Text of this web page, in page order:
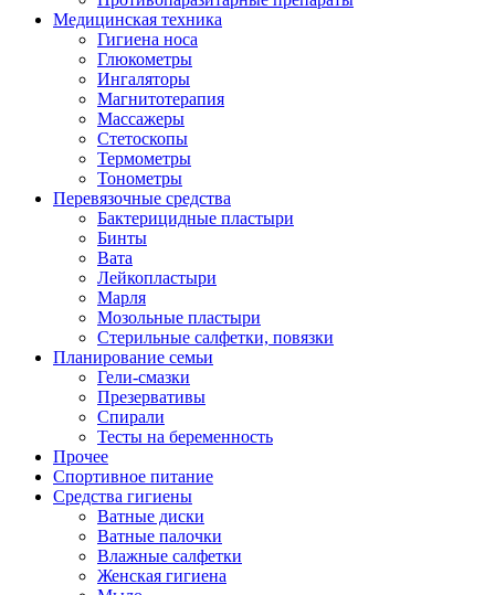
Медицинская техника
Гигиена носа
Глюкометры
Ингаляторы
Магнитотерапия
Массажеры
Стетоскопы
Термометры
Тонометры
Перевязочные средства
Бактерицидные пластыри
Бинты
Вата
Лейкопластыри
Марля
Мозольные пластыри
Стерильные салфетки, повязки
Планирование семьи
Гели-смазки
Презервативы
Спирали
Тесты на беременность
Прочее
Спортивное питание
Средства гигиены
Ватные диски
Ватные палочки
Влажные салфетки
Женская гигиена